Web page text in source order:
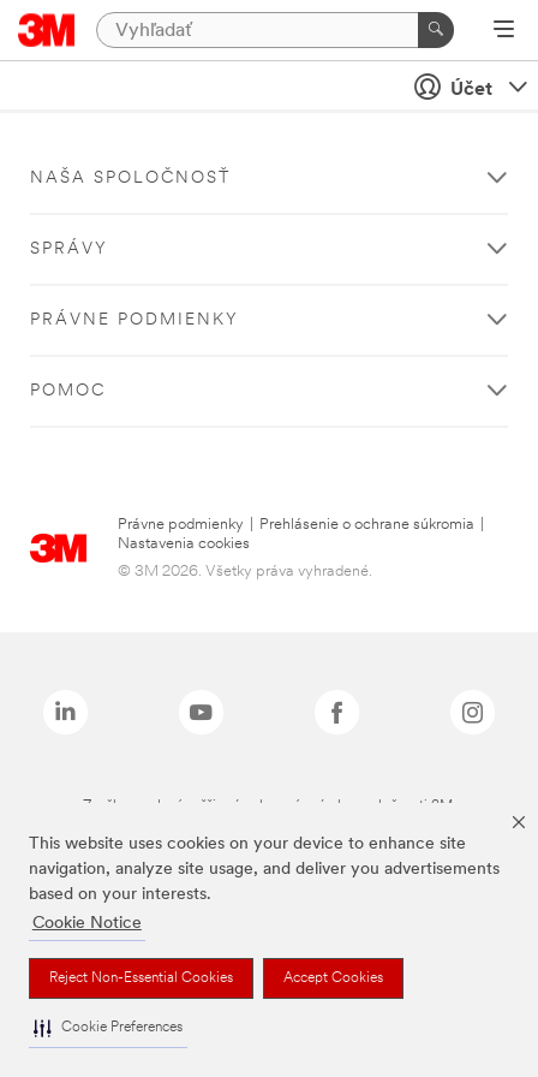
This website uses cookies on your device to enhance site
navigation, analyze site usage, and deliver you advertisements
based on your interests.
Cookie Notice
Reject Non-Essential Cookies Accept Cookies
Cookie Preferences
Účet
NAŠA SPOLOČNOSŤ
SPRÁVY
PRÁVNE PODMIENKY
POMOC
Právne podmienky Prehlásenie o ochrane súkromia
Nastavenia cookies
© 3M 2026. Všetky práva vyhradené.
Značky uvedené vyššie sú ochranné známky spoločnosti 3M.